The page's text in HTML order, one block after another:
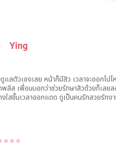
Ying
ตัวเองเลย หน้าก็มีสิว เวลาจะออกไปไ
ส เพื่อนบอกว่าช่วยรักษาสิวด้วยก็เลยล
สขึ้นเวลาออกแดด ดูเป็นคนรักสวยรักงา